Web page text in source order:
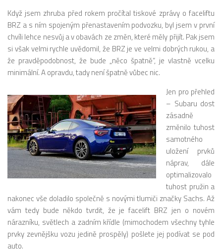
Když jsem zhruba před rokem pročítal tiskové zprávy o faceliftu
BRZ a s ním spojeným přenastavením podvozku, byl jsem v první
chvíli lehce nesvůj a v obavách ze změn, které měly přijít. Pak jsem
si však velmi rychle uvědomil, že BRZ je ve velmi dobrých rukou, a
že pravděpodobnost, že bude „něco špatně“, je vlastně vcelku
minimální. A opravdu, tady není špatně vůbec nic.
Jen pro přehled
– Subaru dost
zásadně
změnilo tuhost
samotného
uložení prvků
náprav, dále
optimalizovalo
tuhost pružin a
nakonec vše doladilo společně s novými tlumiči značky Sachs. Až
vám tedy bude někdo tvrdit, že je facelift BRZ jen o novém
nárazníku, světlech a zadním křídle (mimochodem všechny tyhle
prvky zevnějšku vozu jedině prospěly) pošlete jej podívat se pod
auto.